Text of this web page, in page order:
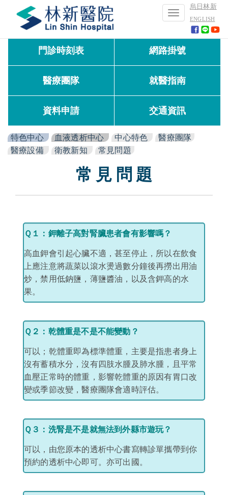
烏日林新
ENGLISH
Toggle
navigation
門診時刻表 網路掛號
醫療團隊 就醫指南
資料申請 交通資訊
特色中心 血液透析中心 中心特色
醫療團隊
醫療設備
衛教新知 常見問題
常 見 問 題
Ｑ１： 鉀離子高對腎臟患者會有影響嗎？
高血鉀會引起心臟不適，甚至停止，所以在飲食
上應注意將蔬菜以滾水燙過數分鐘後再撈出用油
炒，禁用低鈉鹽，薄鹽醬油，以及含鉀高的水
果。
Ｑ２：乾體重是不是不能變動？
可以；乾體重即為標準體重，主要是指患者身上
沒有蓄積水分，沒有四肢水腫及肺水腫，且平常
血壓正常時的體重， 影響乾體重的原因有胃口改
變或季節改變，醫療團隊會適時評估。
Ｑ３：洗腎是不是就無法到外縣市遊玩？
可以，由您原本的透析中心書寫轉診單攜帶到你
預約的透析中心即可。亦可出國。